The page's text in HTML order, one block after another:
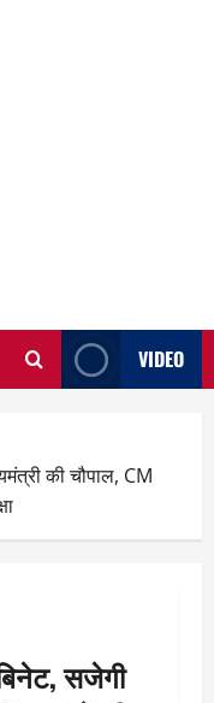
VIDEO
की चौपाल, CM
सजेगी